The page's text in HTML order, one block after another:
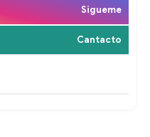
Sigueme
Cantacto